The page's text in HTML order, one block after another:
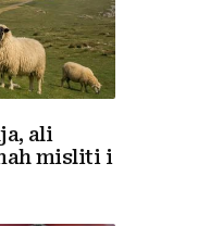
ali
misliti i